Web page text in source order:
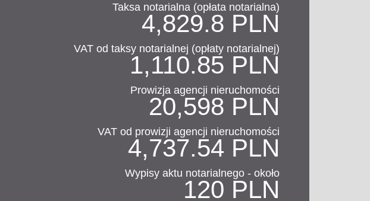
Taksa notarialna (opłata notarialna)
4,829.8 PLN
VAT od taksy notarialnej (opłaty notarialnej)
1,110.85 PLN
Prowizja agencji nieruchomości
20,598 PLN
VAT od prowizji agencji nieruchomości
4,737.54 PLN
Wypisy aktu notarialnego - około
120 PLN